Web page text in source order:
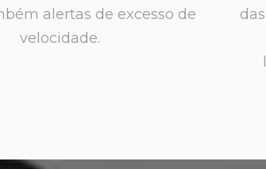
alertas de excesso de
velocidade.